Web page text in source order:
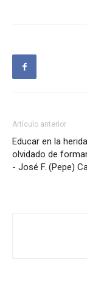
Artículo anterior
Educar en la
olvidado de
- José F. (Pepe)